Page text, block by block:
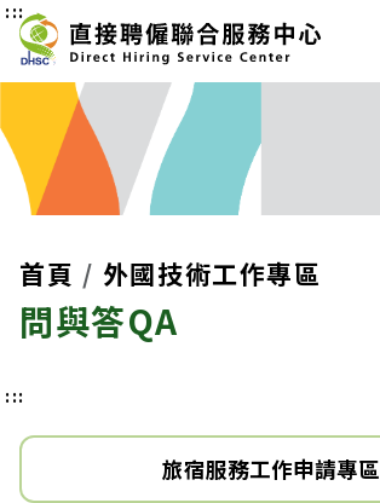
:::
首頁 外國技術工作專區
問與答QA
:::
旅宿服務工作申請專區